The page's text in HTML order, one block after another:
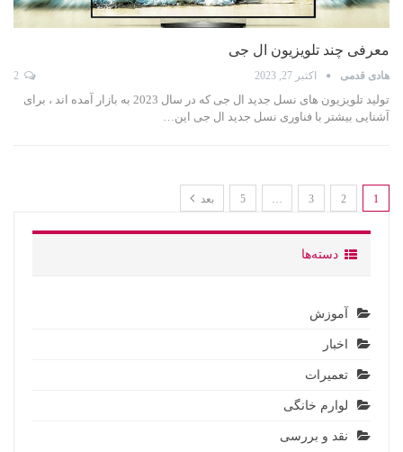
معرفی چند تلویزیون ال جی
هادی قدمی اکتبر 27, 2023
تولید تلویزیون های نسل جدید ال جی که در سال 2023 به بازار آمده اند ، برای
آشنایی بیشتر با فناوری نسل جدید ال جی این…
1
2
3
5 بعد
دسته‌ها
آموزش
اخبار
تعمیرات
لوارم خانگی
نقد و بررسی